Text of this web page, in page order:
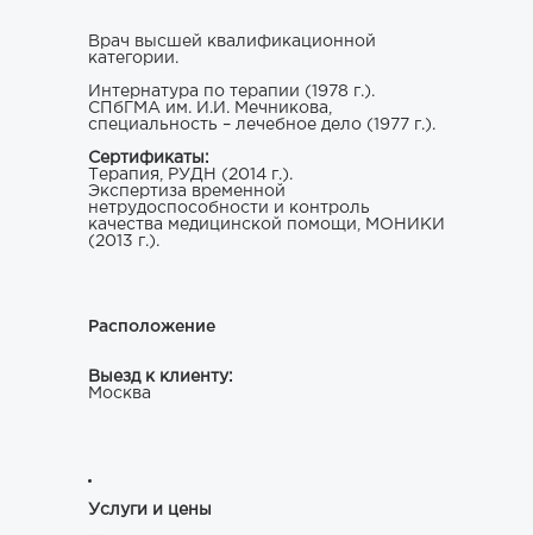
Врач высшей квалификационной
категории.
Интернатура по терапии (1978 г.).
СПбГМА им. И.И. Мечникова,
специальность – лечебное дело (1977 г.).
Сертификаты:
Терапия, РУДН (2014 г.).
Экспертиза временной
нетрудоспособности и контроль
качества медицинской помощи, МОНИКИ
(2013 г.).
Расположение
Выезд к клиенту:
Москва
Услуги и цены